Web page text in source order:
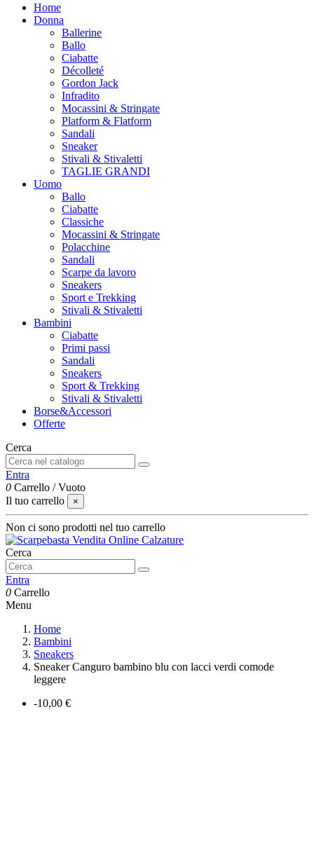
Home
Donna
Ballerine
Ballo
Ciabatte
Décolleté
Gordon Jack
Infradito
Mocassini & Stringate
Platform & Flatform
Sandali
Sneaker
Stivali & Stivaletti
TAGLIE GRANDI
Uomo
Ballo
Ciabatte
Classiche
Mocassini & Stringate
Polacchine
Sandali
Scarpe da lavoro
Sneakers
Sport e Trekking
Stivali & Stivaletti
Bambini
Ciabatte
Primi passi
Sandali
Sneakers
Sport & Trekking
Stivali & Stivaletti
Borse&Accessori
Offerte
Cerca
Entra
0 Carrello /Vuoto
Il tuo carrello
×
Non ci sono prodotti nel tuo carrello
Cerca
Entra
0 Carrello
Menu
Home
Bambini
Sneakers
Sneaker Canguro bambino blu con lacci verdi comode
leggere
-10,00 €